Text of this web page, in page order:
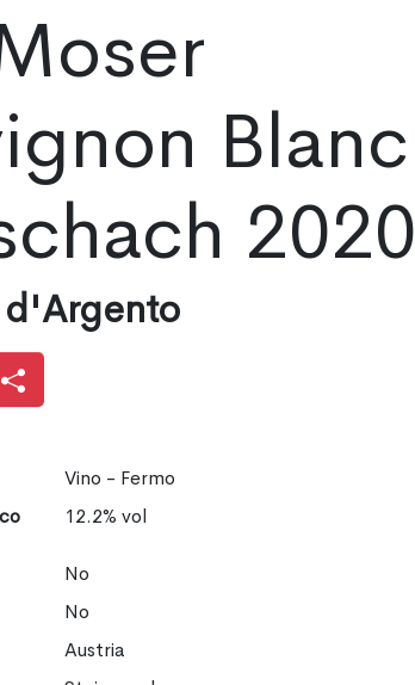
Blanc
2020
Vino - Fermo
12.2% vol
No
No
Austria